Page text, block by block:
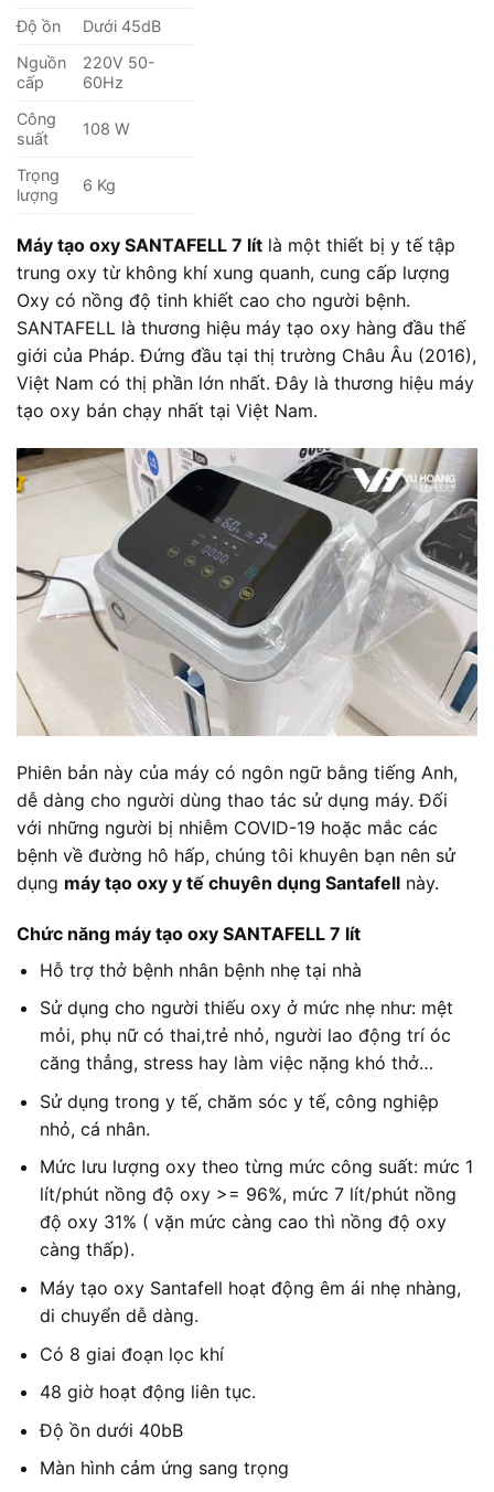
Độ ồn
Dưới 45dB
Nguồn
cấp
220V 50-
60Hz
Công
suất
108 W
Trọng
lượng
6 Kg
Máy tạo oxy SANTAFELL 7 lít là một thiết bị y tế tập
trung oxy từ không khí xung quanh, cung cấp lượng
Oxy có nồng độ tinh khiết cao cho người bệnh.
SANTAFELL là thương hiệu máy tạo oxy hàng đầu thế
giới của Pháp. Đứng đầu tại thị trường Châu Âu (2016),
Việt Nam có thị phần lớn nhất. Đây là thương hiệu máy
tạo oxy bán chạy nhất tại Việt Nam.
Phiên bản này của máy có ngôn ngữ bằng tiếng Anh,
dễ dàng cho người dùng thao tác sử dụng máy. Đối
với những người bị nhiễm COVID-19 hoặc mắc các
bệnh về đường hô hấp, chúng tôi khuyên bạn nên sử
dụng máy tạo oxy y tế chuyên dụng Santafell này.
Chức năng máy tạo oxy SANTAFELL 7 lít
Hỗ trợ thở bệnh nhân bệnh nhẹ tại nhà
Sử dụng cho người thiếu oxy ở mức nhẹ như: mệt
mỏi, phụ nữ có thai,trẻ nhỏ, người lao động trí óc
căng thẳng, stress hay làm việc nặng khó thở…
Sử dụng trong y tế, chăm sóc y tế, công nghiệp
nhỏ, cá nhân.
Mức lưu lượng oxy theo từng mức công suất: mức 1
lít/phút nồng độ oxy >= 96%, mức 7 lít/phút nồng
độ oxy 31% ( vặn mức càng cao thì nồng độ oxy
càng thấp).
Máy tạo oxy Santafell hoạt động êm ái nhẹ nhàng,
di chuyển dễ dàng.
Có 8 giai đoạn lọc khí
48 giờ hoạt động liên tục.
Độ ồn dưới 40bB
Màn hình cảm ứng sang trọng